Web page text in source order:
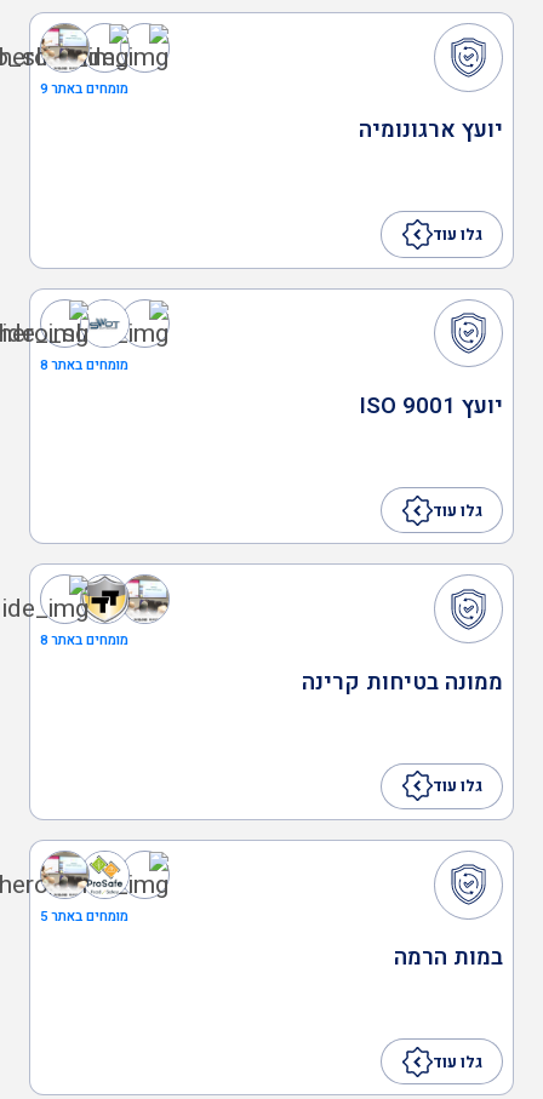
מומחים באתר 9
יועץ ארגונומיה
גלו עוד
מומחים באתר 8
יועץ ISO 9001
גלו עוד
מומחים באתר 8
ממונה בטיחות קרינה
גלו עוד
מומחים באתר 5
במות הרמה
גלו עוד